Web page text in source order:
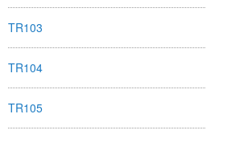
TR103
TR104
TR105